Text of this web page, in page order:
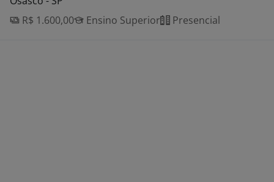
R$ 1.600,00
Ensino Superior Presencial